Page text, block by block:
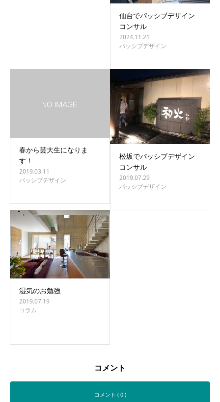
仙台でパッシブデザイン
コンサル
2024.11.21
パッシブデザイン
春から芸大生になりま
す！
2019.03.11
パッシブデザイン
松坂でパッシブデザイン
コンサル
2019.07.29
パッシブデザイン
湿気のお勉強
2019.07.19
コラム
コメント
コメント ( 0 )